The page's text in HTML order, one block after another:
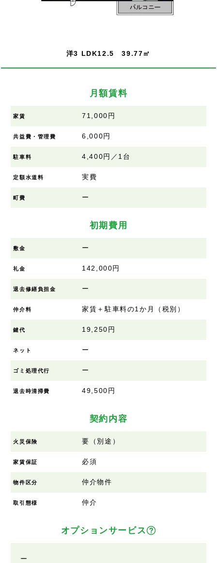
洋3 LDK12.5 39.77㎡
月額賃料
家賃 71,000円
共益費・管理費 6,000円
駐車料 4,400円／1台
定額水道料 実費
町費 ー
初期費用
敷金 ー
礼金 142,000円
退去修繕負担金 ー
仲介料 家賃＋駐車料の1か月（税別）
鍵代 19,250円
ネット ー
ゴミ処理代行 ー
退去時清掃費 49,500円
契約内容
火災保険 要（別途）
家賃保証 必須
物件区分 仲介物件
取引態様 仲介
オプションサービス
ー